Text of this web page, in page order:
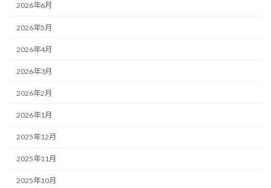
2026年6月
2026年5月
2026年4月
2026年3月
2026年2月
2026年1月
2025年12月
2025年11月
2025年10月